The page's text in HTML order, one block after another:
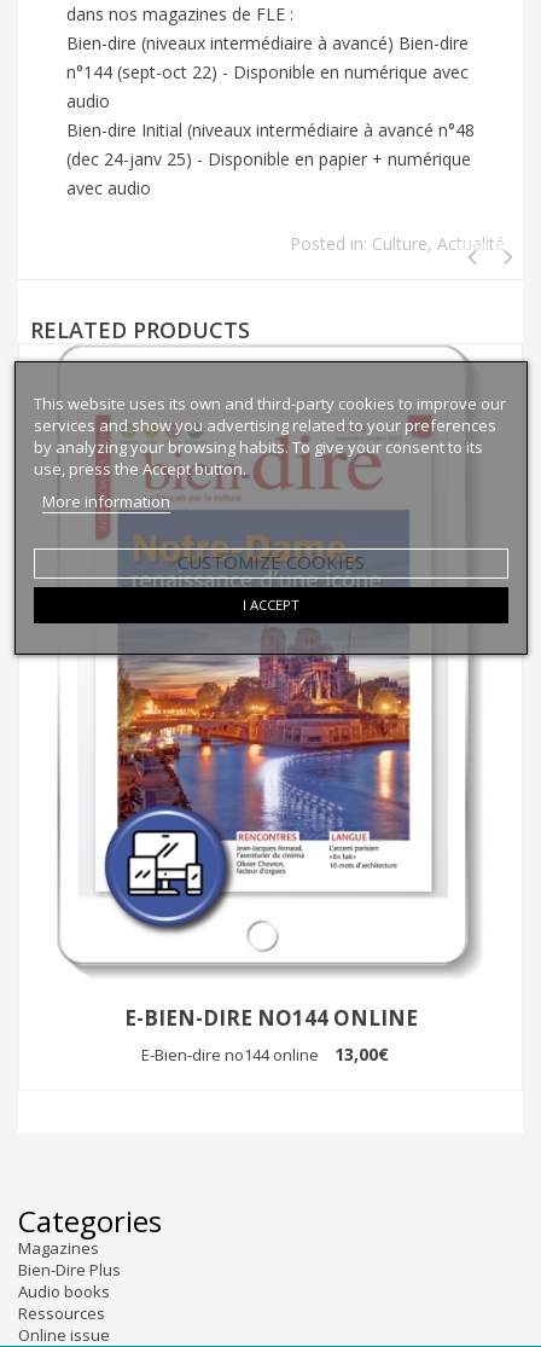
dans nos magazines de FLE :
Bien-dire (niveaux intermédiaire à avancé) Bien-dire
n°144 (sept-oct 22) - Disponible en numérique avec
audio
Bien-dire Initial (niveaux intermédiaire à avancé n°48
(dec 24-janv 25) - Disponible en papier + numérique
avec audio
Posted in: Culture, Actualité
RELATED PRODUCTS
E-BIEN-DIRE NO144 ONLINE
E-Bien-dire no144 online 13,00€
This website uses its own and third-party cookies to improve our
services and show you advertising related to your preferences
by analyzing your browsing habits. To give your consent to its
use, press the Accept button.
More information
CUSTOMIZE COOKIES
I ACCEPT
Categories
Magazines
Bien-Dire Plus
Audio books
Ressources
Online issue